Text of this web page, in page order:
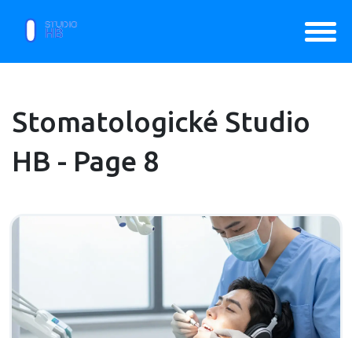
Stomatologické Studio
HB - Page 8